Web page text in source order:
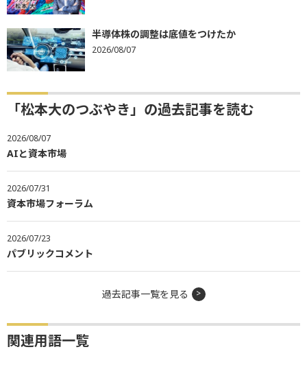
半導体株の調整は底値をつけたか
2026/08/07
「松本大のつぶやき」の過去記事を読む
2026/08/07
AIと資本市場
2026/07/31
資本市場フォーラム
2026/07/23
パブリックコメント
過去記事一覧を見る
関連用語一覧